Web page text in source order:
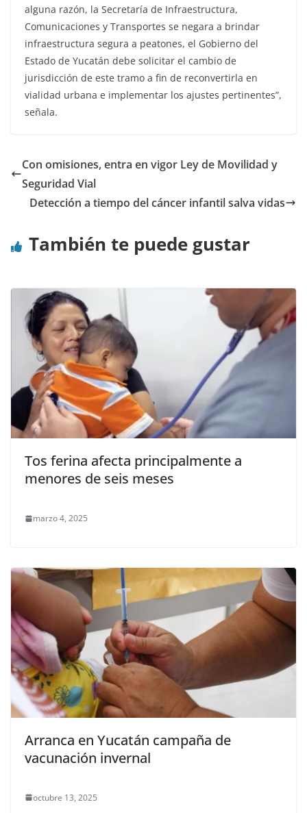
alguna razón, la Secretaría de Infraestructura,
Comunicaciones y Transportes se negara a brindar
infraestructura segura a peatones, el Gobierno del
Estado de Yucatán debe solicitar el cambio de
jurisdicción de este tramo a fin de reconvertirla en
vialidad urbana e implementar los ajustes pertinentes”,
señala.
Con omisiones, entra en vigor Ley de Movilidad y
Seguridad Vial
Detección a tiempo del cáncer infantil salva vidas
También te puede gustar
Tos ferina afecta principalmente a
menores de seis meses
marzo 4, 2025
Arranca en Yucatán campaña de
vacunación invernal
octubre 13, 2025